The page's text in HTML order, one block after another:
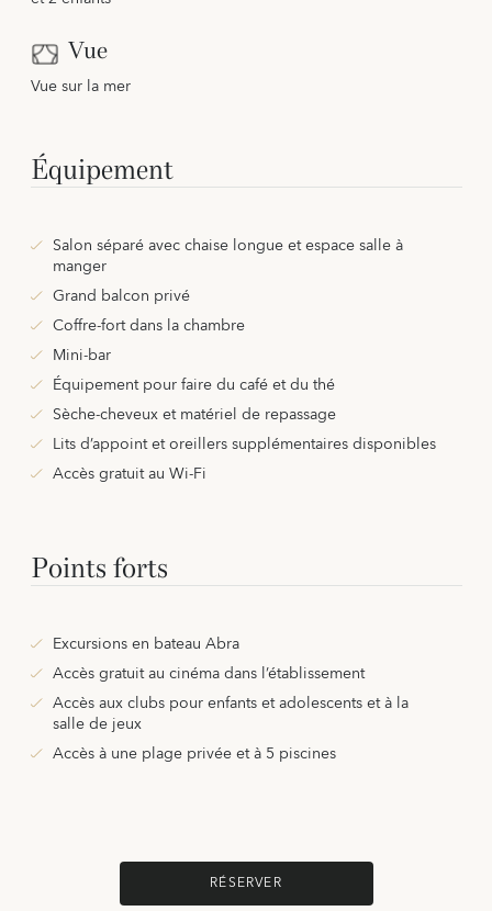
Vue
Vue sur la mer
Équipement
Salon séparé avec chaise longue et espace salle à
manger
Grand balcon privé
Coffre-fort dans la chambre
Mini-bar
Équipement pour faire du café et du thé
Sèche-cheveux et matériel de repassage
Lits d’appoint et oreillers supplémentaires disponibles
Accès gratuit au Wi-Fi
Points forts
Excursions en bateau Abra
Accès gratuit au cinéma dans l’établissement
Accès aux clubs pour enfants et adolescents et à la
salle de jeux
Accès à une plage privée et à 5 piscines
RÉSERVER